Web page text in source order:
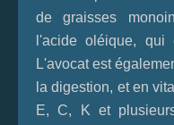
de graisses
l'acide oléique,
L'avocat est
la digestion, et en
E, C, K et